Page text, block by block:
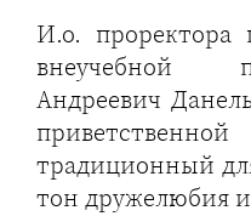
И.о. проректора
внеучебной
Андреевич
традиционный
тон дружелюбия